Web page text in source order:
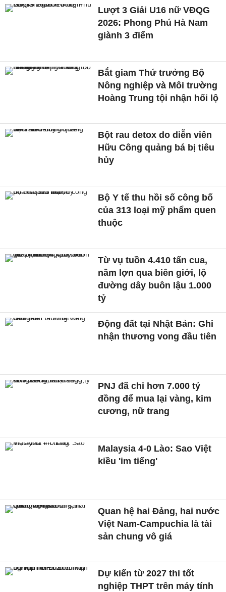
Lượt 3 Giải U16 nữ VĐQG
2026: Phong Phú Hà Nam
giành 3 điểm
Bắt giam Thứ trưởng Bộ
Nông nghiệp và Môi trường
Hoàng Trung tội nhận hối lộ
Bột rau detox do diễn viên
Hữu Công quảng bá bị tiêu
hủy
Bộ Y tế thu hồi số công bố
của 313 loại mỹ phẩm quen
thuộc
Từ vụ tuồn 4.410 tấn cua,
nầm lợn qua biên giới, lộ
đường dây buôn lậu 1.000
tỷ
Động đất tại Nhật Bản: Ghi
nhận thương vong đầu tiên
PNJ đã chi hơn 7.000 tỷ
đồng để mua lại vàng, kim
cương, nữ trang
Malaysia 4-0 Lào: Sao Việt
kiều 'im tiếng'
Quan hệ hai Đảng, hai nước
Việt Nam-Campuchia là tài
sản chung vô giá ​
Dự kiến từ 2027 thi tốt
nghiệp THPT trên máy tính